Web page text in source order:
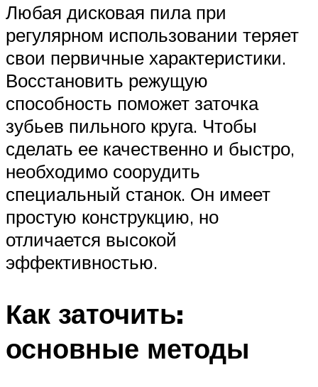
Любая дисковая пила при
регулярном использовании теряет
свои первичные характеристики.
Восстановить режущую
способность поможет заточка
зубьев пильного круга. Чтобы
сделать ее качественно и быстро,
необходимо соорудить
специальный станок. Он имеет
простую конструкцию, но
отличается высокой
эффективностью.
Как заточить:
основные методы